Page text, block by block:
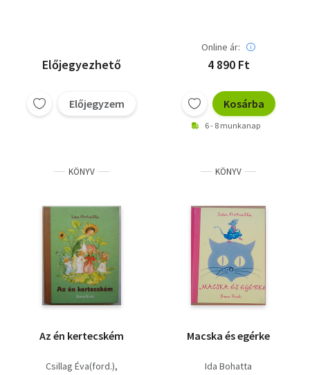
Előjegyezhető
Előjegyzem
Online ár:
4 890 Ft
Kosárba
6 - 8 munkanap
KÖNYV
Az én kertecském
Csillag Éva(ford.)
KÖNYV
Macska és egérke
Ida Bohatta